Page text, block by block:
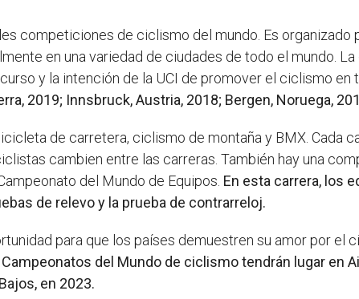
competiciones de ciclismo del mundo. Es organizado
en una variedad de ciudades de todo el mundo.
y la intención de la UCI de promover el ciclismo en
2019; Innsbruck, Austria, 2018; Bergen, Noruega,
de carretera, ciclismo de montaña y BMX. Cada
cambien entre las carreras. También hay una
del Mundo de Equipos. En esta carrera, los
de relevo y la prueba de contrarreloj.
para que los países demuestren su amor por el
del Mundo de ciclismo tendrán lugar en
en 2023.